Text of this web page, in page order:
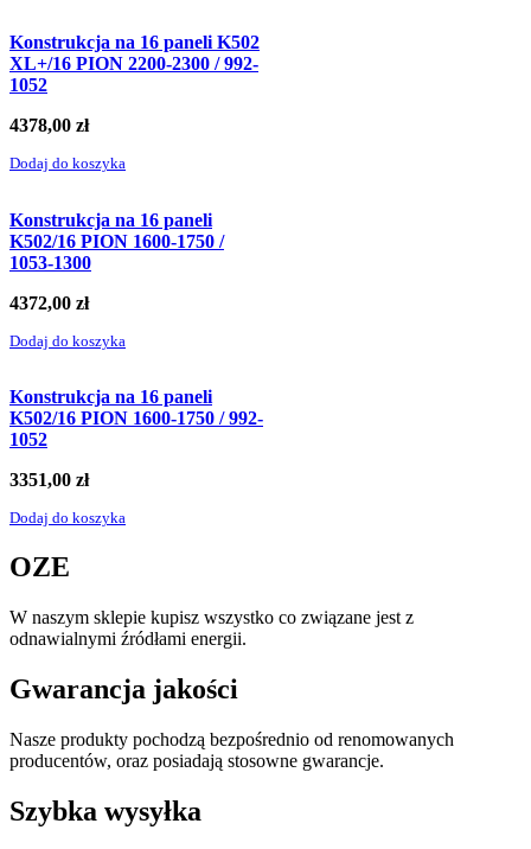
Konstrukcja na 16 paneli K502
XL+/16 PION 2200-2300 / 992-
1052
4378,00 zł
Dodaj do koszyka
Konstrukcja na 16 paneli
K502/16 PION 1600-1750 /
1053-1300
4372,00 zł
Dodaj do koszyka
Konstrukcja na 16 paneli
K502/16 PION 1600-1750 / 992-
1052
3351,00 zł
Dodaj do koszyka
OZE
W naszym sklepie kupisz wszystko co związane jest z
odnawialnymi źródłami energii.
Gwarancja jakości
Nasze produkty pochodzą bezpośrednio od renomowanych
producentów, oraz posiadają stosowne gwarancje.
Szybka wysyłka